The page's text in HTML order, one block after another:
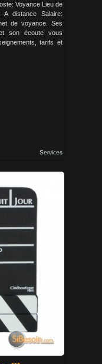
Voyance Lieu de
A distance Salaire:
de voyance. Ses
son écoute vous
tarifs et
Services